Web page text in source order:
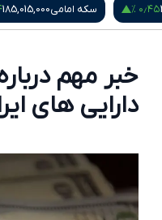
سکه بهار آزادی181,870,000
خبر مهم
دارایی های